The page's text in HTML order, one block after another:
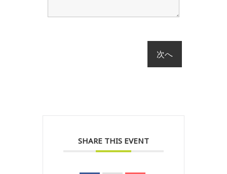
SHARE THIS EVENT